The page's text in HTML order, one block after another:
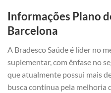
Informações Plano
Barcelona
A Bradesco Saúde é líder no
suplementar, com ênfase no
que atualmente possui mais
busca contínua pela melhoria